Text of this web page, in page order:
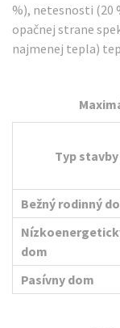
%), netesnosti (20
opačnej strane
najmenej tepla)
Typ stavby
Bežný rodinný
dom
Pasívny dom